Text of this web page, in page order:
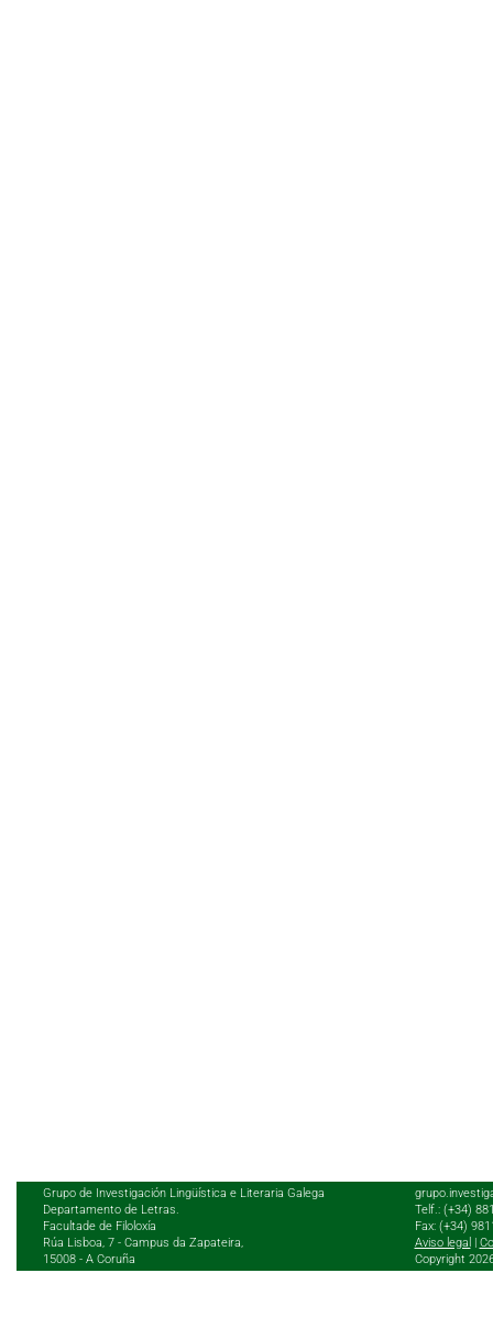
Grupo de Investigación Lingüística e Literaria Galega
Departamento de Letras.
Facultade de Filoloxía
Rúa Lisboa, 7 - Campus da Zapateira,
15008 - A Coruña
Telf.: (+34)
Fax: (+34)
Aviso legal
Copyright